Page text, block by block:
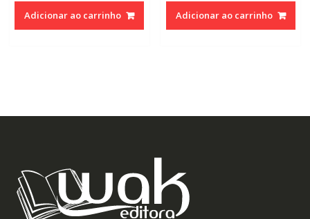
original
era:
atual
é:
Adicionar ao carrinho
original
era:
atual
é:
Adicionar ao carrinho